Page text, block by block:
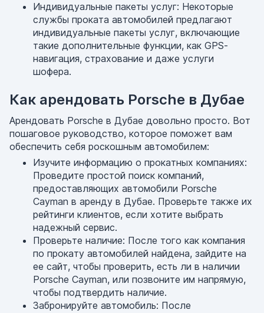
Индивидуальные пакеты услуг: Некоторые
службы проката автомобилей предлагают
индивидуальные пакеты услуг, включающие
такие дополнительные функции, как GPS-
навигация, страхование и даже услуги
шофера.
Как арендовать Porsche в Дубае
Арендовать Porsche в Дубае довольно просто. Вот
пошаговое руководство, которое поможет вам
обеспечить себя роскошным автомобилем:
Изучите информацию о прокатных компаниях:
Проведите простой поиск компаний,
предоставляющих автомобили Porsche
Cayman в аренду в Дубае. Проверьте также их
рейтинги клиентов, если хотите выбрать
надежный сервис.
Проверьте наличие: После того как компания
по прокату автомобилей найдена, зайдите на
ее сайт, чтобы проверить, есть ли в наличии
Porsche Cayman, или позвоните им напрямую,
чтобы подтвердить наличие.
Забронируйте автомобиль: После